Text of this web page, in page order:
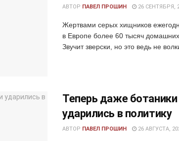
АВТОР ПАВЕЛ ПРОШИН 26 СЕНТЯБРЯ,
Жертвами серых хищников
в Европе более 60 тысяч
Звучит зверски, но это ведь не
Теперь даже ботаники
ударились в политику
АВТОР ПАВЕЛ ПРОШИН 26 АВГУСТА,